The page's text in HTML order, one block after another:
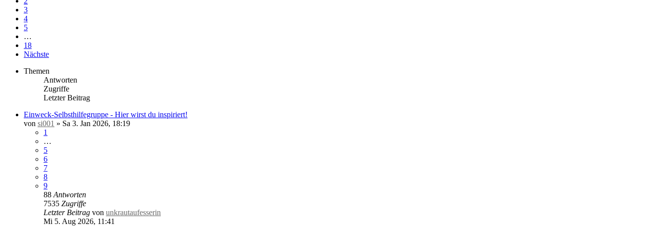
3
4
5
…
18
Nächste
Themen
Antworten
Zugriffe
Letzter Beitrag
Einweck-Selbsthilfegruppe - Hier wirst du inspiriert!
von si001 » Sa 3. Jan 2026, 18:19
1
…
5
6
7
8
9
88 Antworten
7535 Zugriffe
Letzter Beitrag von unkrautaufesserin
Mi 5. Aug 2026, 11:41